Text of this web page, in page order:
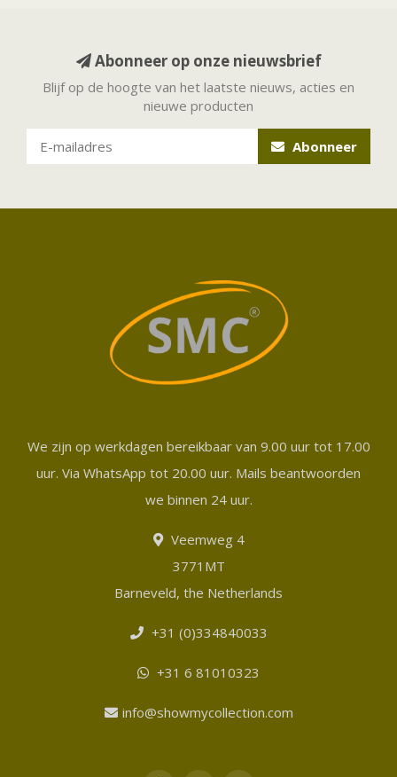
Abonneer op onze nieuwsbrief
Blijf op de hoogte van het laatste nieuws, acties en
nieuwe producten
Abonneer
We zijn op werkdagen bereikbaar van 9.00 uur tot 17.00
uur. Via WhatsApp tot 20.00 uur. Mails beantwoorden
we binnen 24 uur.
Veemweg 4
3771MT
Barneveld, the Netherlands
+31 (0)334840033
+31 6 81010323
info@showmycollection.com